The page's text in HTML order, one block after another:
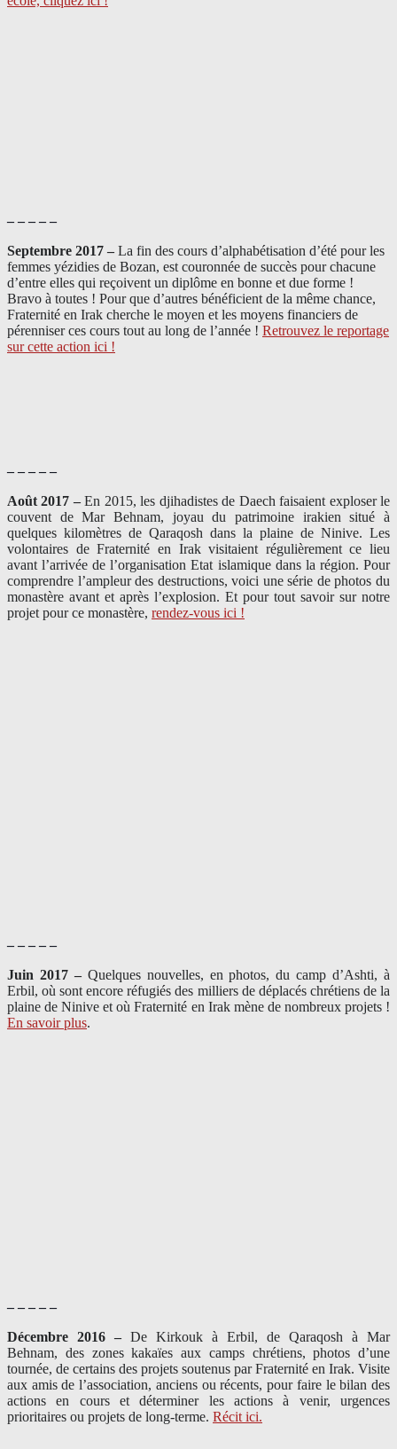
– – – – –
Septembre 2017 – La fin des cours d’alphabétisation d’été pour les
femmes yézidies de Bozan, est couronnée de succès pour chacune
d’entre elles qui reçoivent un diplôme en bonne et due forme !
Bravo à toutes ! Pour que d’autres bénéficient de la même chance,
Fraternité en Irak cherche le moyen et les moyens financiers de
pérenniser ces cours tout au long de l’année ! Retrouvez le reportage
sur cette action ici !
– – – – –
Août 2017 –En 2015, les djihadistes de Daech faisaient exploser le
couvent de Mar Behnam, joyau du patrimoine irakien situé à
quelques kilomètres de Qaraqosh dans la plaine de Ninive. Les
volontaires de Fraternité en Irak visitaient régulièrement ce lieu
avant l’arrivée de l’organisation Etat islamique dans la région. Pour
comprendre l’ampleur des destructions, voici une série de photos du
monastère avant et après l’explosion. Et pour tout savoir sur notre
projet pour ce monastère, rendez-vous ici !
– – – – –
Juin 2017 – Quelques nouvelles, en photos, du camp d’Ashti, à
Erbil, où sont encore réfugiés des milliers de déplacés chrétiens de la
plaine de Ninive et où Fraternité en Irak mène de nombreux projets !
En savoir plus.
– – – – –
Décembre 2016 – De Kirkouk à Erbil, de Qaraqosh à Mar
Behnam, des zones kakaïes aux camps chrétiens, photos d’une
tournée, de certains des projets soutenus par Fraternité en Irak. Visite
aux amis de l’association, anciens ou récents, pour faire le bilan des
actions en cours et déterminer les actions à venir, urgences
prioritaires ou projets de long-terme. Récit ici.